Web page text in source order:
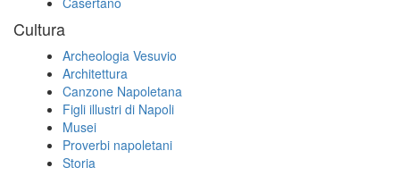
Cultura
Archeologia Vesuvio
Architettura
Canzone Napoletana
Figli illustri di Napoli
Musei
Proverbi napoletani
Storia